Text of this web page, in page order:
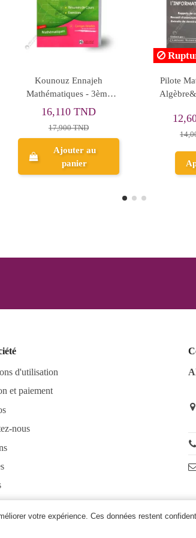
votre expérience. Ces données restent
-
Pilote - Mathématiques -
Tome 2 - 3ème
Mathématiques
13,050 TND
d'utilisation
et paiement
nous